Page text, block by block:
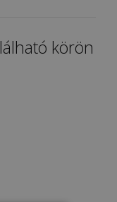
körön